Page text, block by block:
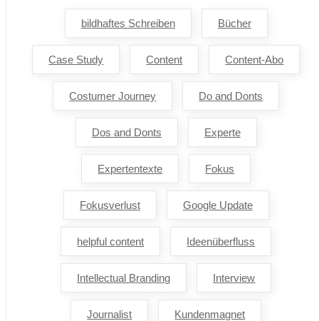
bildhaftes Schreiben Bücher
Case Study Content Content-Abo
Costumer Journey Do and Donts
Dos and Donts Experte
Expertentexte Fokus
Fokusverlust Google Update
helpful content Ideenüberfluss
Intellectual Branding Interview
Journalist Kundenmagnet